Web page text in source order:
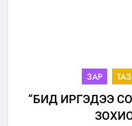
ЗАР
“БИД ИРГЭДЭЭ